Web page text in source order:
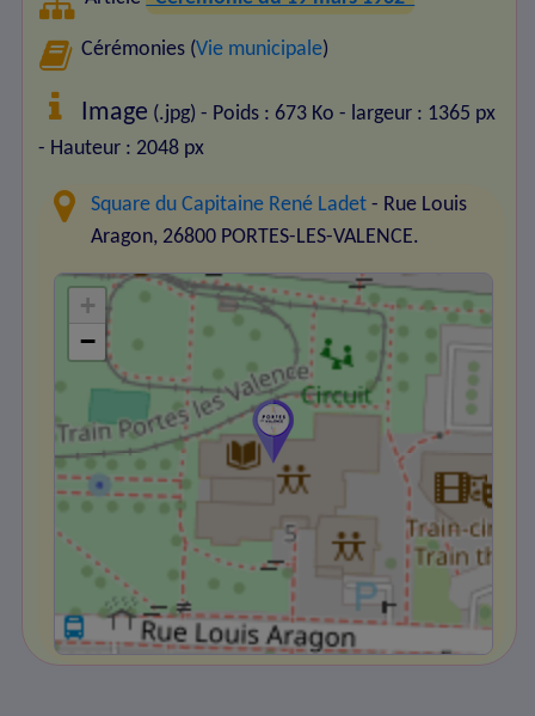
Cérémonies (Vie municipale)
Image (.jpg) - Poids : 673 Ko - largeur : 1365 px
- Hauteur : 2048 px
Square du Capitaine René Ladet - Rue Louis
Aragon, 26800 PORTES-LES-VALENCE.
+
−